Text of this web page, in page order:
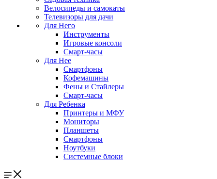
Велосипеды и самокаты
Телевизоры для дачи
Для Него
Инструменты
Игровые консоли
Смарт-часы
Для Нее
Смартфоны
Кофемашины
Фены и Стайлеры
Смарт-часы
Для Ребенка
Принтеры и МФУ
Мониторы
Планшеты
Смартфоны
Ноутбуки
Системные блоки